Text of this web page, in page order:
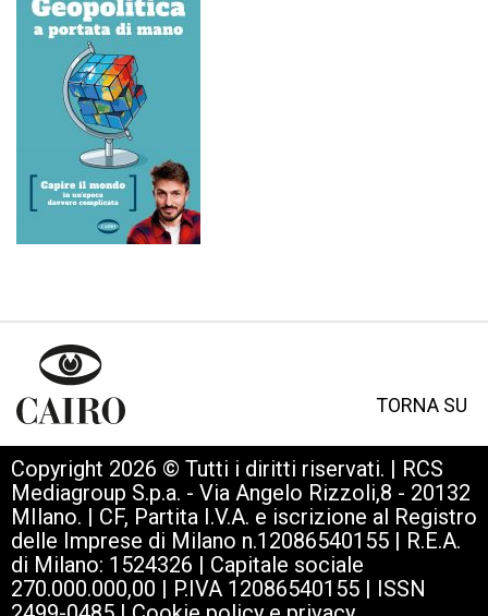
TORNA SU
Copyright 2026 © Tutti i diritti riservati. | RCS
Mediagroup S.p.a. - Via Angelo Rizzoli,8 - 20132
MIlano. | CF, Partita I.V.A. e iscrizione al Registro
delle Imprese di Milano n.12086540155 | R.E.A.
di Milano: 1524326 | Capitale sociale
270.000.000,00 | P.IVA 12086540155 | ISSN